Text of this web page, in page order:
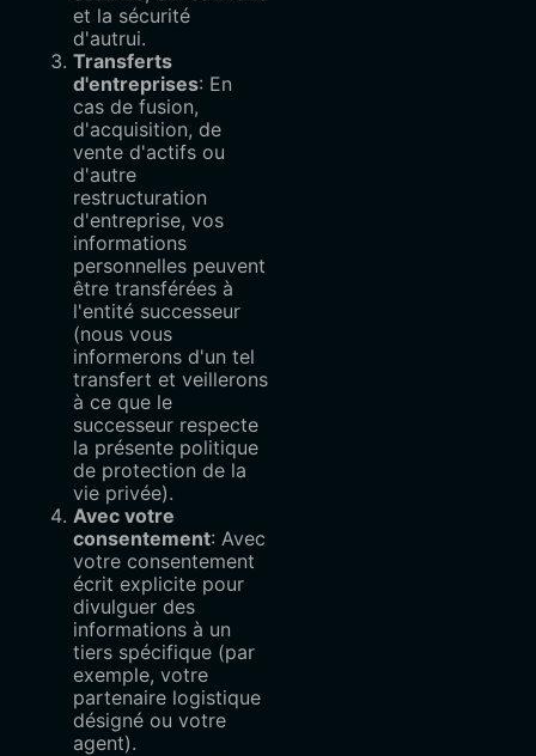
et la sécurité
d'autrui.
Transferts
d'entreprises: En
cas de fusion,
d'acquisition, de
vente d'actifs ou
d'autre
restructuration
d'entreprise, vos
informations
personnelles peuvent
être transférées à
l'entité successeur
(nous vous
informerons d'un tel
transfert et veillerons
à ce que le
successeur respecte
la présente politique
de protection de la
vie privée).
Avec votre
consentement: Avec
votre consentement
écrit explicite pour
divulguer des
informations à un
tiers spécifique (par
exemple, votre
partenaire logistique
désigné ou votre
agent).